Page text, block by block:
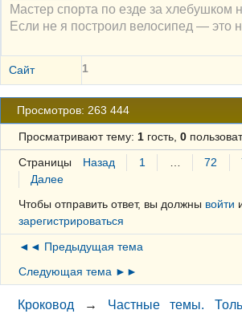
Мастер спорта по езде за хлебушком
Если не я построил велосипед — это
Сайт 1
Просмотров: 263 444
Просматривают тему: 1гость, 0
Страницы Назад 1 72
Далее
Чтобы отправить ответ, вы должны войти
зарегистрироваться
◄◄ Предыдущая тема
Следующая тема ►►
Кроковод → Частные темы.